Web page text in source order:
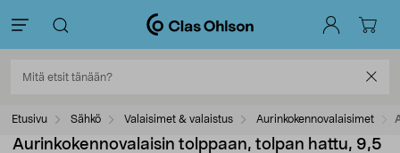
Etusivu Sähkö Valaisimet & valaistus Aurinkokennovalaisimet
Aurinkokennovalaisin tolppaan, tolpan hattu, 9,5